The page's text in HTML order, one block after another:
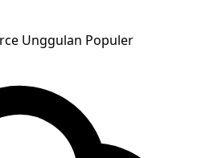
Unggulan Populer